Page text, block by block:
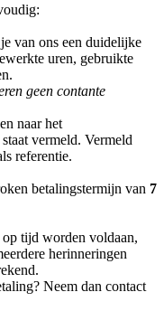
van ons een duidelijke
uren, gebruikte
geen contante
naar het
vermeld. Vermeld
referentie.
betalingstermijn van 7
tijd worden voldaan,
herinneringen
Neem dan contact